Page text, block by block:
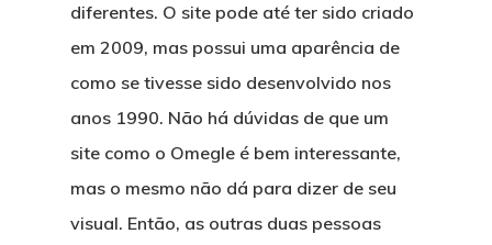
diferentes. O site pode até ter sido criado
em 2009, mas possui uma aparência de
como se tivesse sido desenvolvido nos
anos 1990. Não há dúvidas de que um
site como o Omegle é bem interessante,
mas o mesmo não dá para dizer de seu
visual. Então, as outras duas pessoas